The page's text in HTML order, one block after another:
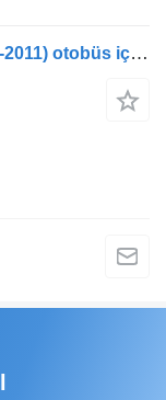
Volvo B6, B7, B9, B10, B12 bus (1978-2011) otobüs için Volvo B12 (01.91-12.11) 77700063 difrensiyel mili